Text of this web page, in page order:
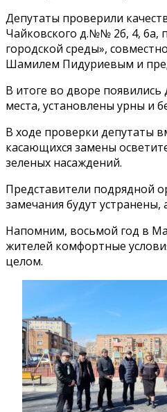
Депутаты проверили
Чайковского д.№№ 2б, 4,
городской среды»,
Шамилем Пидуриевым и
В итоге во дворе
места, установлены урны и
В ходе проверки депутаты
касающихся замены
зеленых насаждений.
Представители подрядной
замечания будут
Напомним, восьмой год в
жителей комфортные
целом.